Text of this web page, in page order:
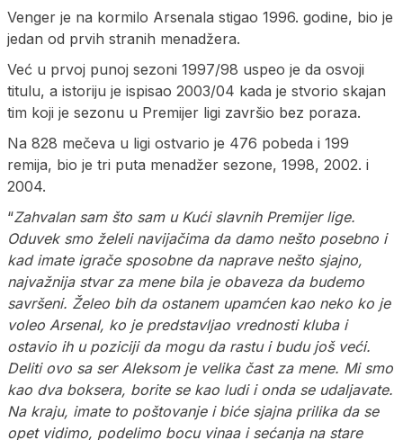
Venger je na kormilo Arsenala stigao 1996. godine, bio je
jedan od prvih stranih menadžera.
Već u prvoj punoj sezoni 1997/98 uspeo je da osvoji
titulu, a istoriju je ispisao 2003/04 kada je stvorio skajan
tim koji je sezonu u Premijer ligi završio bez poraza.
Na 828 mečeva u ligi ostvario je 476 pobeda i 199
remija, bio je tri puta menadžer sezone, 1998, 2002. i
2004.
“Zahvalan sam što sam u Kući slavnih Premijer lige.
Oduvek smo želeli navijačima da damo nešto posebno i
kad imate igrače sposobne da naprave nešto sjajno,
najvažnija stvar za mene bila je obaveza da budemo
savršeni. Želeo bih da ostanem upamćen kao neko ko je
voleo Arsenal, ko je predstavljao vrednosti kluba i
ostavio ih u poziciji da mogu da rastu i budu još veći.
Deliti ovo sa ser Aleksom je velika čast za mene. Mi smo
kao dva boksera, borite se kao ludi i onda se udaljavate.
Na kraju, imate to poštovanje i biće sjajna prilika da se
opet vidimo, podelimo bocu vinaa i sećanja na stare